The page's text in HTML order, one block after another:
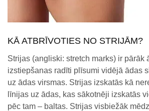
KĀ ATBRĪVOTIES NO STRIJĀM?
Strijas (angliski: stretch marks) ir pārāk
izstiepšanas radīti plīsumi vidējā ādas
uz ādas virsmas. Strijas izskatās kā
līnijas uz ādas, kas sākotnēji izskatās
pēc tam – baltas. Strijas visbiežāk